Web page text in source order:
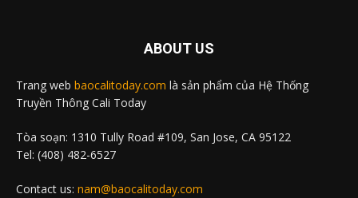
ABOUT US
Trang web baocalitoday.com là sản phẩm của Hệ Thống
Truyền Thông Cali Today
Tòa soạn: 1310 Tully Road #109, San Jose, CA 95122
Tel: (408) 482-6527
Contact us: nam@baocalitoday.com